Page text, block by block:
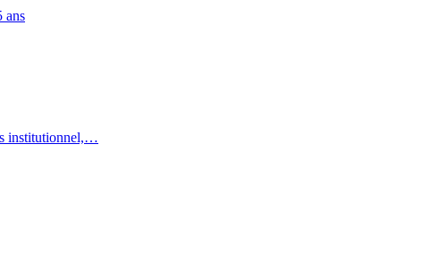
ans
institutionnel,…